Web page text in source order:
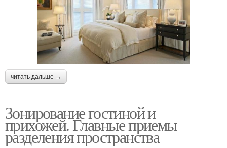
читать дальше →
Зонирование гостиной и
прихожей. Главные приемы
разделения пространства